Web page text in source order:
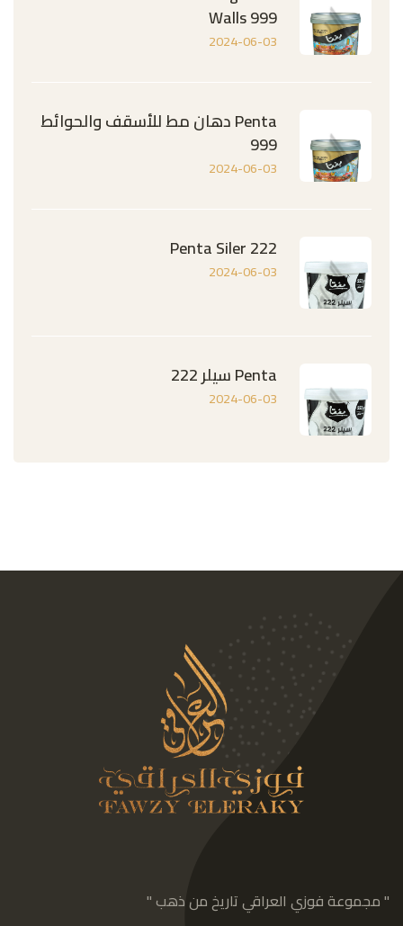
Walls 999
2024-06-03
Penta دهان مط للأسقف والحوائط
999
2024-06-03
Penta Siler 222
2024-06-03
Penta سيلر 222
2024-06-03
" مجموعة فوزي العراقي تاريخ من ذهب "